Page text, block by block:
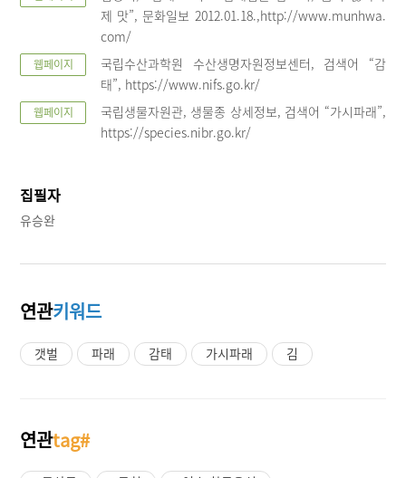
제 맛”, 문화일보 2012.01.18.,http://www.munhwa.
com/
웹페이지
국립수산과학원 수산생명자원정보센터, 검색어 “감
태”, https://www.nifs.go.kr/
웹페이지
국립생물자원관, 생물종 상세정보, 검색어 “가시파래”,
https://species.nibr.go.kr/
집필자
유승완
연관키워드
갯벌 파래 감태 가시파래 김
연관tag#